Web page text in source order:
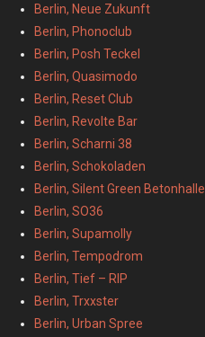
Berlin, Neue Zukunft
Berlin, Phonoclub
Berlin, Posh Teckel
Berlin, Quasimodo
Berlin, Reset Club
Berlin, Revolte Bar
Berlin, Scharni 38
Berlin, Schokoladen
Berlin, Silent Green Betonhalle
Berlin, SO36
Berlin, Supamolly
Berlin, Tempodrom
Berlin, Tief – RIP
Berlin, Trxxster
Berlin, Urban Spree